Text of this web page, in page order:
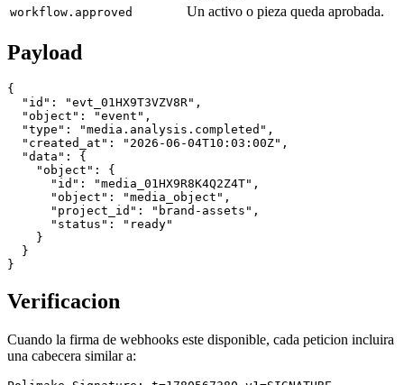
workflow.approved Un activo o pieza queda aprobada.
Payload
{
  "id": "evt_01HX9T3VZV8R",
  "object": "event",
  "type": "media.analysis.completed",
  "created_at": "2026-06-04T10:03:00Z",
  "data": {
    "object": {
      "id": "media_01HX9R8K4Q2Z4T",
      "object": "media_object",
      "project_id": "brand-assets",
      "status": "ready"
    }
  }
Verificacion
Cuando la firma de webhooks este disponible, cada peticion incluira
una cabecera similar a: